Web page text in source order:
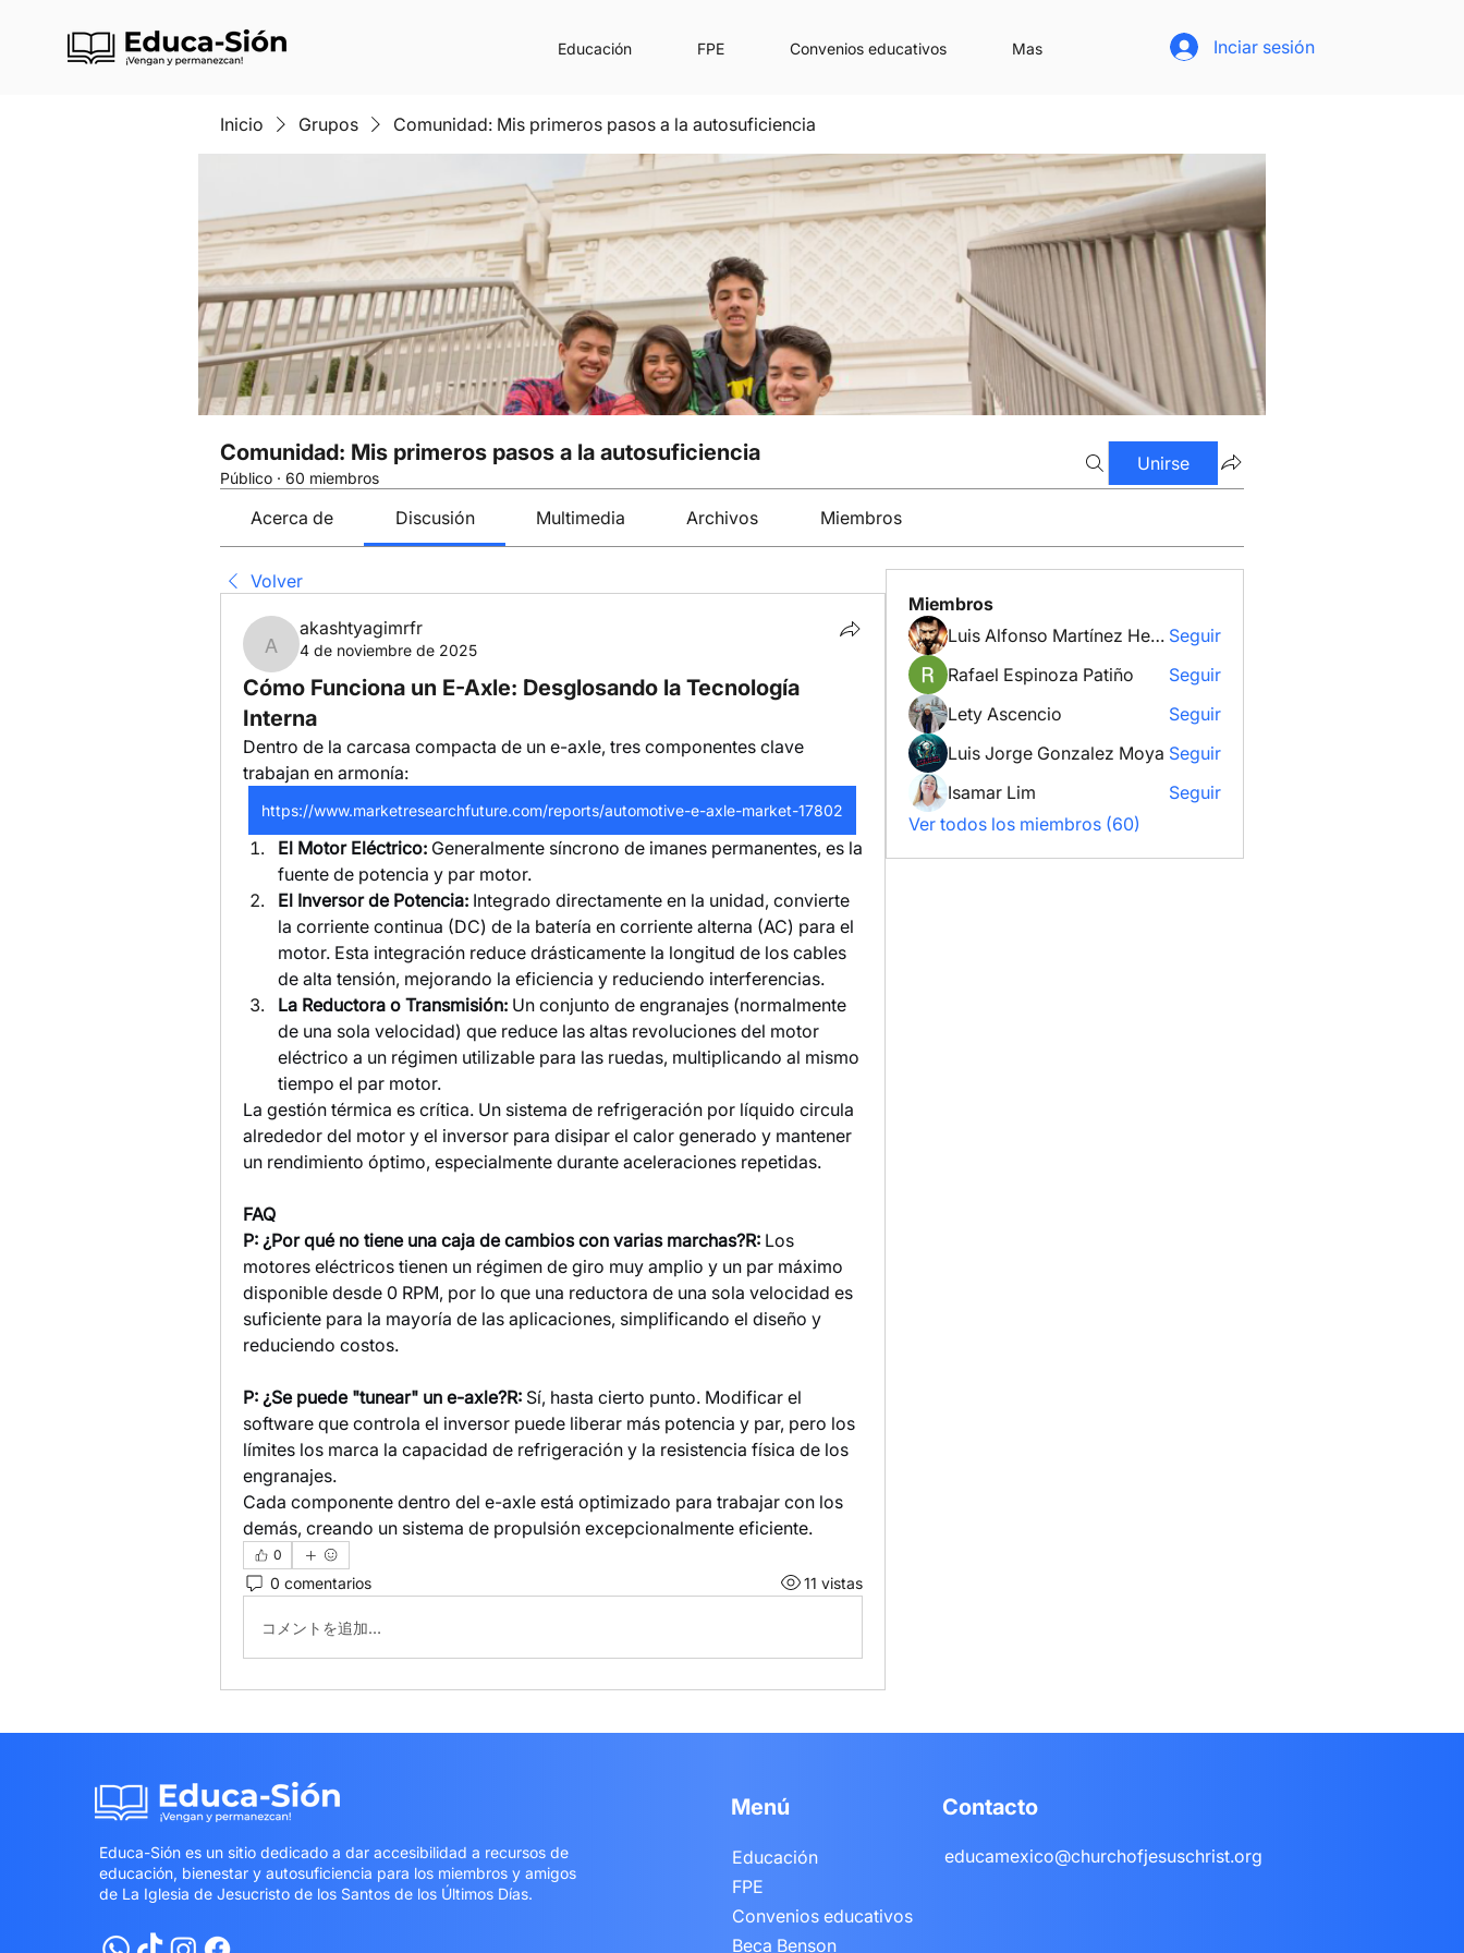
Educación FPE Convenios educativos Mas Inciar sesión
Inicio Grupos Comunidad: Mis primeros pasos a la autosuficiencia
Comunidad: Mis primeros pasos a la autosuficiencia
Público · 60 miembros
Unirse
Acerca de Discusión Multimedia Archivos Miembros
Volver
akashtyagimrfr
akashtyagimrfr
4 de noviembre de 2025
Cómo Funciona un E-Axle: Desglosando la Tecnología
Interna
Dentro de la carcasa compacta de un e-axle, tres componentes clave
trabajan en armonía:
https://www.marketresearchfuture.com/reports/automotive-e-axle-market-17802
El Motor Eléctrico: Generalmente síncrono de imanes permanentes, es la
fuente de potencia y par motor.
El Inversor de Potencia: Integrado directamente en la unidad, convierte
la corriente continua (DC) de la batería en corriente alterna (AC) para el
motor. Esta integración reduce drásticamente la longitud de los cables
de alta tensión, mejorando la eficiencia y reduciendo interferencias.
La Reductora o Transmisión: Un conjunto de engranajes (normalmente
de una sola velocidad) que reduce las altas revoluciones del motor
eléctrico a un régimen utilizable para las ruedas, multiplicando al mismo
tiempo el par motor.
La gestión térmica es crítica. Un sistema de refrigeración por líquido circula
alrededor del motor y el inversor para disipar el calor generado y mantener
un rendimiento óptimo, especialmente durante aceleraciones repetidas.
FAQ
P: ¿Por qué no tiene una caja de cambios con varias marchas?R: Los
motores eléctricos tienen un régimen de giro muy amplio y un par máximo
disponible desde 0 RPM, por lo que una reductora de una sola velocidad es
suficiente para la mayoría de las aplicaciones, simplificando el diseño y
reduciendo costos.
P: ¿Se puede "tunear" un e-axle?R: Sí, hasta cierto punto. Modificar el
software que controla el inversor puede liberar más potencia y par, pero los
límites los marca la capacidad de refrigeración y la resistencia física de los
engranajes.
Cada componente dentro del e-axle está optimizado para trabajar con los
demás, creando un sistema de propulsión excepcionalmente eficiente.
0
0 comentarios 11 vistas
コメントを追加…
Miembros
Luis Alfonso Martínez Hernández Seguir
Rafael Espinoza Patiño
Seguir
Lety Ascencio
Seguir
Luis Jorge Gonzalez Moya Seguir
Isamar Lim
Seguir
Ver todos los miembros (60)
Educa-Sión es un sitio dedicado a dar accesibilidad a recursos de
educación, bienestar y autosuficiencia para los miembros y amigos
de La Iglesia de Jesucristo de los Santos de los Últimos Días.
Menú
Educación
FPE
Convenios educativos
Beca Benson
Contacto
educamexico@churchofjesuschrist.org